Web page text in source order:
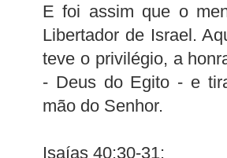
E foi assim que o
Libertador de Israel.
teve o privilégio, a
- Deus do Egito - e
mão do Senhor.
Isaías 40:30-31: